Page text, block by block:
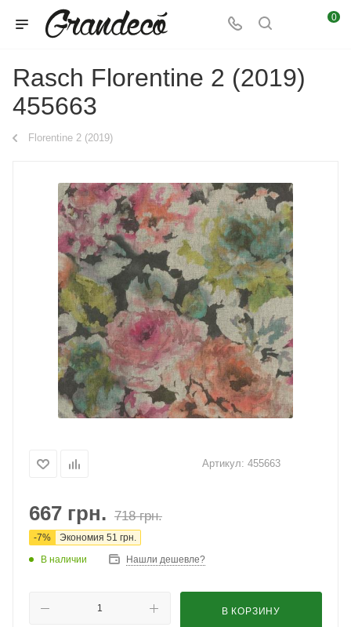
0
Rasch Florentine 2 (2019)
455663
Florentine 2 (2019)
Артикул: 455663
667 грн. 718грн.
-7% Экономия 51 грн.
В наличии
Нашли дешевле?
В КОРЗИНУ